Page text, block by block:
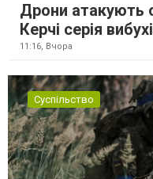
Дрони атакують
Керчі серія
11:16, Вчора
Суспільство